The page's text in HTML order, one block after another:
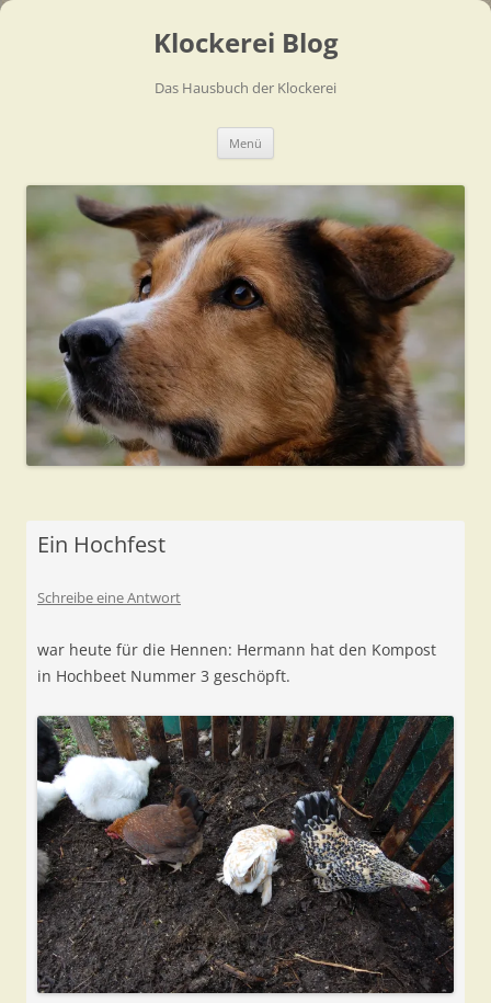
Klockerei Blog
Das Hausbuch der Klockerei
Menü
Ein Hochfest
Schreibe eine Antwort
war heute für die Hennen: Hermann hat den Kompost
in Hochbeet Nummer 3 geschöpft.